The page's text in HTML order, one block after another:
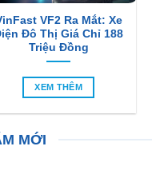
VF2 Ra Mắt: Xe
Đô Thị Giá Chỉ 188
Triệu Đồng
XEM THÊM
MỚI